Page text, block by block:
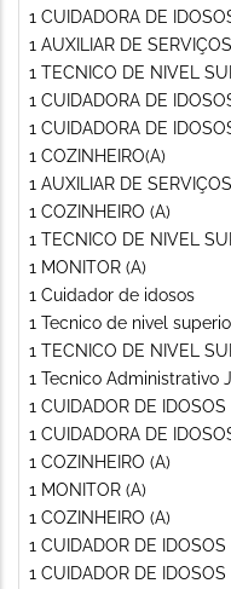
1 CUIDADORA DE
1 AUXILIAR DE
1 TECNICO DE NIVEL
1 CUIDADORA DE
1 CUIDADORA DE
1 COZINHEIRO(A)
1 AUXILIAR DE
1 COZINHEIRO (A)
1 TECNICO DE NIVEL
1 MONITOR (A)
1 Cuidador de idosos
1 Tecnico de nivel
1 TECNICO DE NIVEL
1 Tecnico Administrativo
1 CUIDADOR DE IDOSOS
1 CUIDADORA DE
1 COZINHEIRO (A)
1 MONITOR (A)
1 COZINHEIRO (A)
1 CUIDADOR DE IDOSOS
1 CUIDADOR DE IDOSOS